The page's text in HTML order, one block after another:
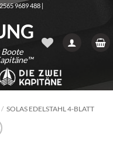
9689 488 |
/ SOLAS EDELSTAHL 4-BLATT